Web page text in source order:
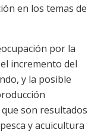
en los temas de
por la
incremento del
y la posible
son resultados
y acuicultura